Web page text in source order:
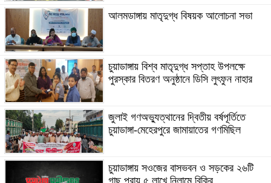
আলমডাঙ্গায় মাতৃদুগ্ধ বিষয়ক আলোচনা সভা
চুয়াডাঙ্গায় বিশ্ব মাতৃদুগ্ধ সপ্তাহ উপলক্ষে
পুরস্কার বিতরণ অনুষ্ঠানে ডিসি লুৎফুন নাহার
জুলাই গণঅভ্যুত্থানের দ্বিতীয় বর্ষপূর্তিতে
চুয়াডাঙ্গা-মেহেরপুরে জামায়াতের গণমিছিল
চুয়াডাঙ্গায় সওজের বাসভবন ও সড়কের ২৬টি